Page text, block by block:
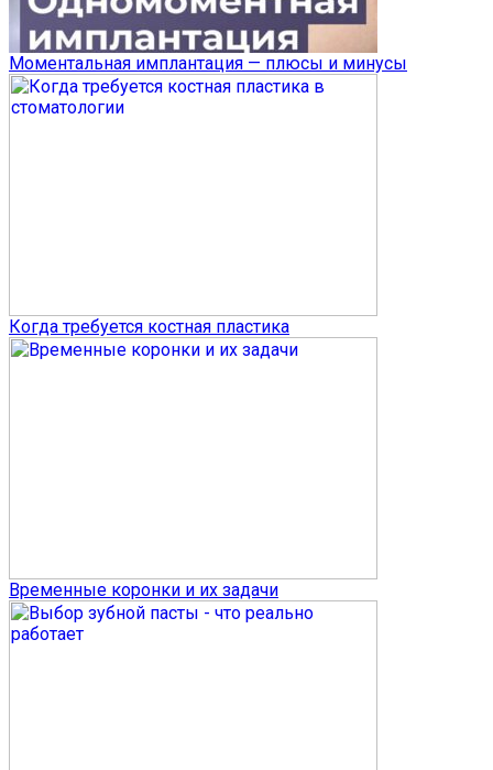
Моментальная имплантация — плюсы и минусы
Когда требуется костная пластика
Временные коронки и их задачи